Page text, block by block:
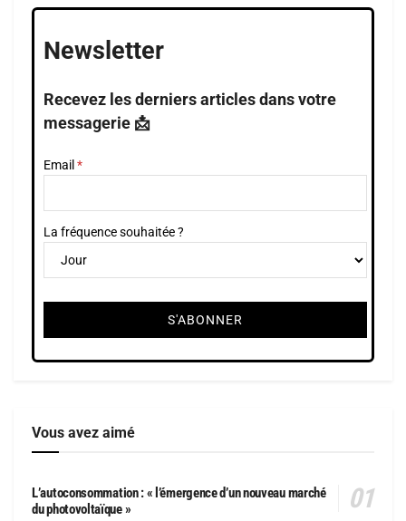
Newsletter
Recevez les derniers articles dans votre
messagerie 📩
Email
La fréquence souhaitée ?
Vous avez aimé
L’autoconsommation : « l’émergence d’un nouveau marché
du photovoltaïque »